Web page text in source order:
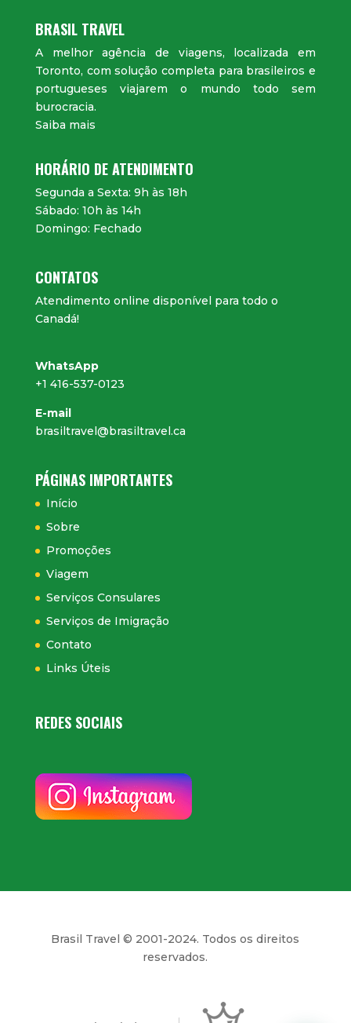
BRASIL TRAVEL
A melhor agência de viagens, localizada em
Toronto, com solução completa para brasileiros e
portugueses viajarem o mundo todo sem
burocracia.
Saiba mais
HORÁRIO DE ATENDIMENTO
Segunda a Sexta: 9h às 18h
Sábado: 10h às 14h
Domingo: Fechado
CONTATOS
Atendimento online disponível para todo o
Canadá!
WhatsApp
+1 416-537-0123
E-mail
brasiltravel@brasiltravel.ca
PÁGINAS IMPORTANTES
Início
Sobre
Promoções
Viagem
Serviços Consulares
Serviços de Imigração
Contato
Links Úteis
REDES SOCIAIS
Brasil Travel © 2001-2024. Todos os direitos
reservados.